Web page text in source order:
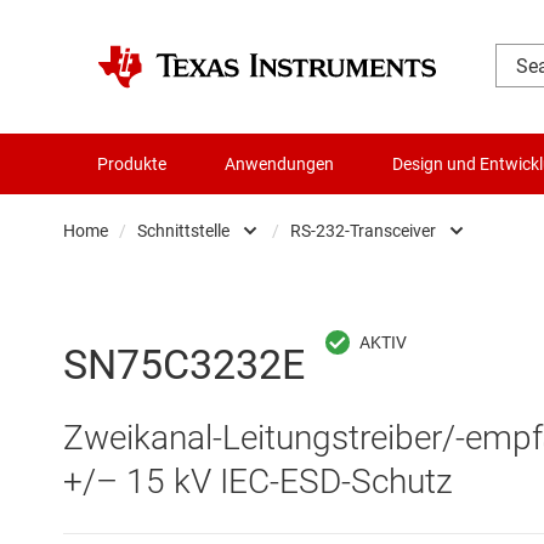
Produkte Anwendungen Design und
Home / Schnittstelle
Batteriemanagement-ICs
Die- & Wafer-Services
DLP-Produkte
/ RS-232-Transceiver
HDMI-,
Highspeed-SerDes
SN75C3232E
Zweikanal-Leitungstreiber/
+/– 15 kV IEC-ESD-Schutz